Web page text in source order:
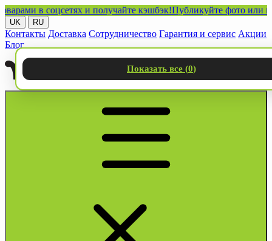
в соцсетях и получайте кэшбэк!Публикуйте фото или видео
UK RU
Контакты Доставка Сотрудничество Гарантия и сервис Акции
Блог
Показать все (0)